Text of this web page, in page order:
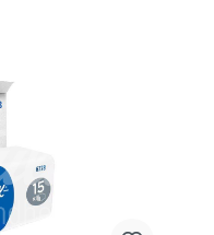
W095183